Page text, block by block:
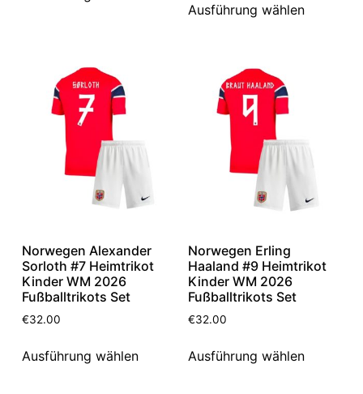
Ausführung wählen
Norwegen Alexander
Sorloth #7 Heimtrikot
Kinder WM 2026
Fußballtrikots Set
€32.00
Ausführung wählen
Norwegen Erling
Haaland #9 Heimtrikot
Kinder WM 2026
Fußballtrikots Set
€32.00
Ausführung wählen